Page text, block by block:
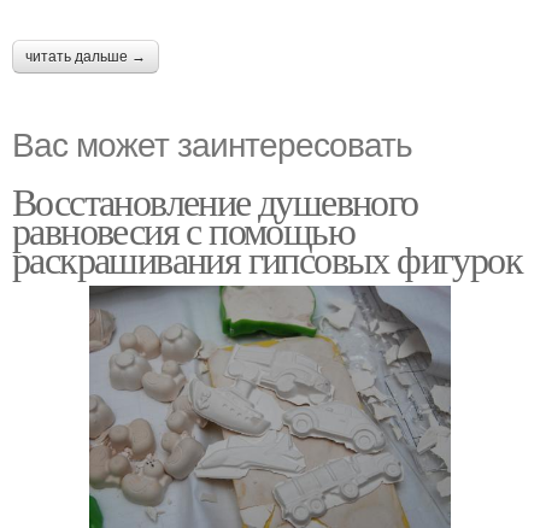
читать дальше →
Вас может заинтересовать
Восстановление душевного
равновесия с помощью
раскрашивания гипсовых фигурок